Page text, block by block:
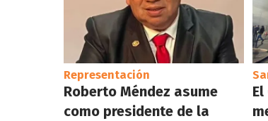
Representación
Roberto Méndez asume
como presidente de la